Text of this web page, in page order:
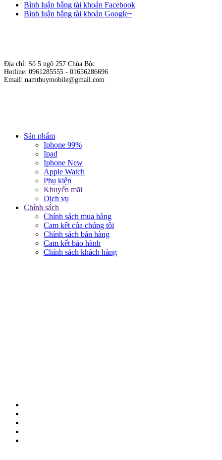
Bình luận bằng tài khoản Facebook
Bình luận bằng tài khoản Google+
Địa chỉ: Số 5 ngõ 257 Chùa Bộc
Hotline: 0961285555 - 01656286696
Email: namthuymobile@gmail.com
Sản phẩm
Iphone 99%
Ipad
Iphone New
Apple Watch
Phụ kiện
Khuyến mãi
Dịch vụ
Chính sách
Chính sách mua hàng
Cam kết của chúng tôi
Chính sách bán hàng
Cam kết bảo hành
Chính sách khách hàng